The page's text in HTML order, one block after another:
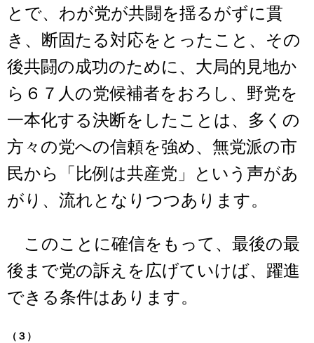
とで、わが党が共闘を揺るがずに貫
き、断固たる対応をとったこと、その
後共闘の成功のために、大局的見地か
ら６７人の党候補者をおろし、野党を
一本化する決断をしたことは、多くの
方々の党への信頼を強め、無党派の市
民から「比例は共産党」という声があ
がり、流れとなりつつあります。
このことに確信をもって、最後の最
後まで党の訴えを広げていけば、躍進
できる条件はあります。
（３）